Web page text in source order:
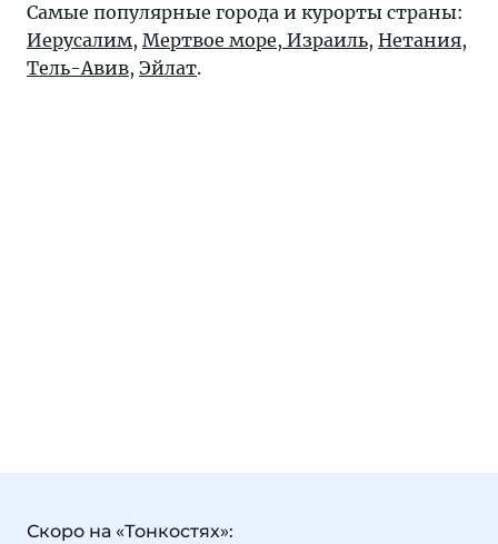
Самые популярные города и курорты страны:
Иерусалим, Мертвое море, Израиль, Нетания,
Тель-Авив, Эйлат.
Скоро на «Тонкостях»: